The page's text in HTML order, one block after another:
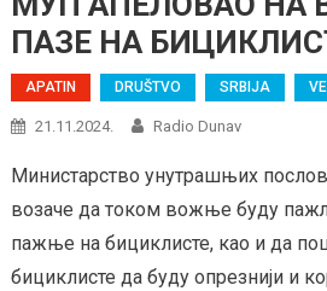
ПАЗЕ НА
APATIN DRUŠTVO SRBIJA
21.11.2024. Radio Dunav
Министарство унутрашњих
возаче да током вожње буду
пажње на бициклисте, као и да
бициклисте да буду опрезнији и